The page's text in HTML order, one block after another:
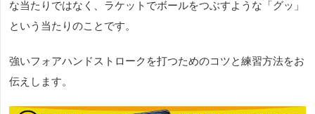
な当たりではなく、ラケットでボールをつぶすような「グッ」
という当たりのことです。
強いフォアハンドストロークを打つためのコツと練習方法をお
伝えします。